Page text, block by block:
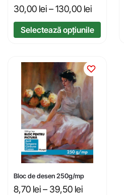
30,00 lei–130,00 lei
Selectează opțiunile
Bloc de desen 250g/mp
8,70 lei– 39,50 lei